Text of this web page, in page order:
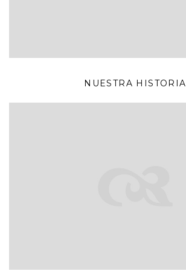
NUESTRA HISTORIA